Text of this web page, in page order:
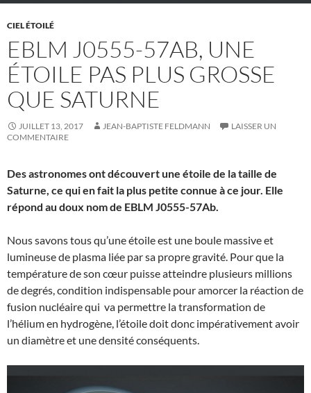
CIEL ÉTOILÉ
EBLM J0555-57AB, UNE
ÉTOILE PAS PLUS GROSSE
QUE SATURNE
JUILLET 13, 2017 JEAN-BAPTISTE FELDMANN
LAISSER UN
COMMENTAIRE
Des astronomes ont découvert une étoile de la taille de
Saturne, ce qui en fait la plus petite connue à ce jour. Elle
répond au doux nom de EBLM J0555-57Ab.
Nous savons tous qu’une étoile est une boule massive et
lumineuse de plasma liée par sa propre gravité. Pour que la
température de son cœur puisse atteindre plusieurs millions
de degrés, condition indispensable pour amorcer la réaction de
fusion nucléaire qui va permettre la transformation de
l’hélium en hydrogène, l’étoile doit donc impérativement avoir
un diamètre et une densité conséquents.